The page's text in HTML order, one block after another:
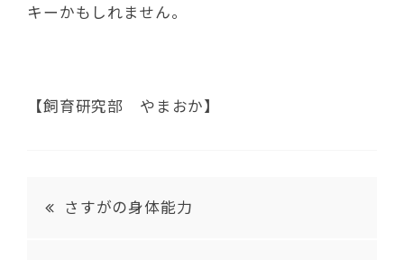
キーかもしれません。
【飼育研究部 やまおか】
さすがの身体能力